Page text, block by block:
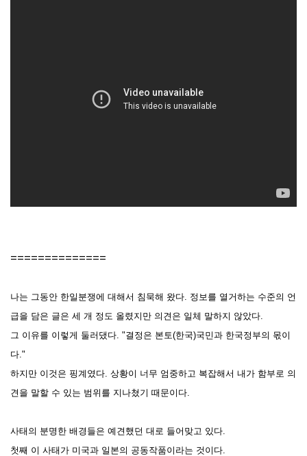
==============
나는 그동안 한일분쟁에 대해서 침묵해 왔다. 정보를 열거하는 수준의 언
급을 담은 글은 세 개 정도 올렸지만 의견은 일체 말하지 않았다.
그 이유를 이렇게 둘러댔다. "결정은 본토(한국)국민과 한국정부의 몫이
다."
하지만 이것은 핑계였다. 상황이 너무 엄중하고 복잡해서 내가 함부로 의
견을 말할 수 있는 범위를 지나쳤기 때문이다.
사태의 분명한 배경들은 예견했던 대로 들어맞고 있 다.
첫째 이 사태가 미국과 일본의 공동작품이라는 것이다.